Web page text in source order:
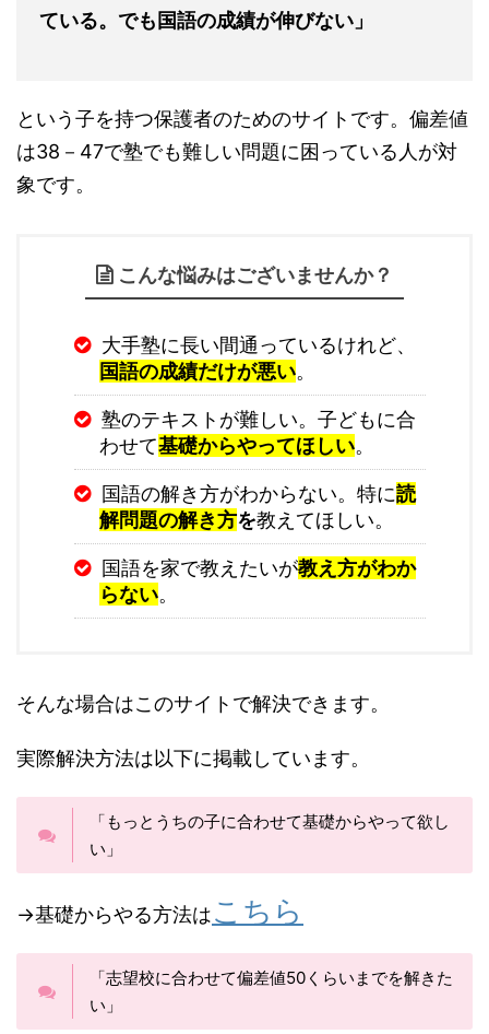
ている。でも国語の成績が伸びない」
という子を持つ保護者のためのサイトです。偏差値
は38－47で塾でも難しい問題に困っている人が対
象です。
こんな悩みはございませんか？
大手塾に長い間通っているけれど、
国語の成績だけが悪い。
塾のテキストが難しい。子どもに合
わせて基礎からやってほしい。
国語の解き方がわからない。特に読
解問題の解き方を教えてほしい。
国語を家で教えたいが教え方がわか
らない。
そんな場合はこのサイトで解決できます。
実際解決方法は以下に掲載しています。
「もっとうちの子に合わせて基礎からやって欲し
い」
→基礎からやる方法はこちら
「志望校に合わせて偏差値50くらいまでを解きた
い」